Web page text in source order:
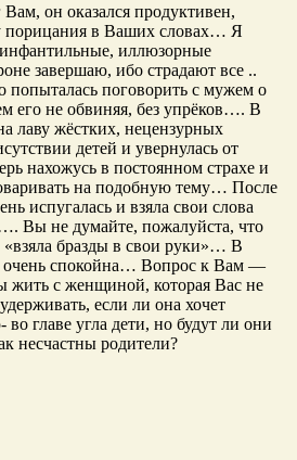
он оказался продуктивен,
порицания в Ваших словах… Я
иллюзорные
завершаю, ибо страдают все ..
попыталась поговорить с мужем о
его не обвиняя, без упрёков…. В
лаву жёстких, нецензурных
детей и увернулась от
нахожусь в постоянном страхе и
на подобную тему… После
испугалась и взяла свои слова
Вы не думайте, пожалуйста, что
бразды в свои руки»… В
очень спокойна… Вопрос к Вам —
с женщиной, которая Вас не
если ли она хочет
главе угла дети, но будут ли они
несчастны родители?